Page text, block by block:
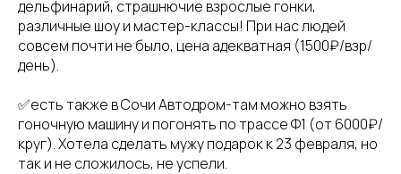
дельфинарий, страшнючие взрослые гонки,
различные шоу и мастер-классы! При нас людей
совсем почти не было, цена адекватная (1500₽/взр/
день).
✅есть также в Сочи Автодром-там можно взять
гоночную машину и погонять по трассе Ф1 (от 6000₽/
круг). Хотела сделать мужу подарок к 23 февраля, но
так и не сложилось, не успели.